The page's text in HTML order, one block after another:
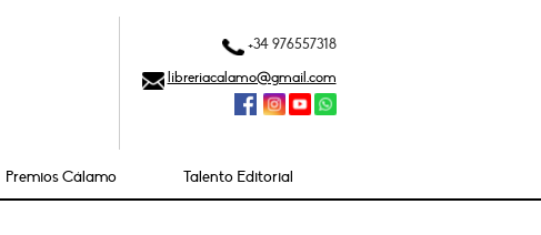
+34 976557318
libreriacalamo@gmail.com
Premios Cálamo Talento Editorial